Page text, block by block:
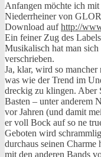
Anfangen möchte ich
Niederrheiner von
Download aufhttp://
Ein feiner Zug des
Musikalisch hat man sich
verschrieben.
Ja, klar, wird so mancher
was wie der Trend im
dreckig zu klingen. Aber
Basten – unter anderem
vor Jahren (und damit
er voll Bock auf so ne
Geboten wird
durchaus seinen
mit den anderen Bands